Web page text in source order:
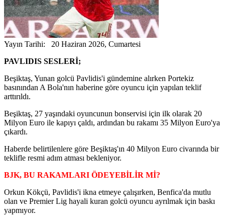
Yayın Tarihi: 20 Haziran 2026, Cumartesi
PAVLIDIS SESLERİ;
Beşiktaş, Yunan golcü Pavlidis'i gündemine alırken Portekiz
basınından A Bola'nın haberine göre oyuncu için yapılan teklif
arttırıldı.
Beşiktaş, 27 yaşındaki oyuncunun bonservisi için ilk olarak 20
Milyon Euro ile kapıyı çaldı, ardından bu rakamı 35 Milyon Euro'ya
çıkardı.
Haberde belirtilenlere göre Beşiktaş'ın 40 Milyon Euro civarında bir
teklifle resmi adım atması bekleniyor.
BJK, BU RAKAMLARI ÖDEYEBİLİR Mİ?
Orkun Kökçü, Pavlidis'i ikna etmeye çalışırken, Benfica'da mutlu
olan ve Premier Lig hayali kuran golcü oyuncu ayrılmak için baskı
yapmıyor.